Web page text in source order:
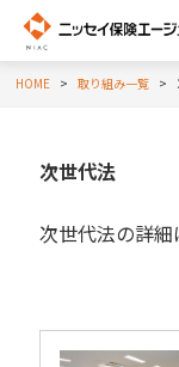
HOME 取り組み一覧
次世代法
次世代法の詳細